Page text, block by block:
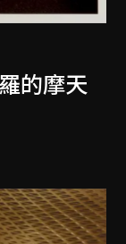
的摩天